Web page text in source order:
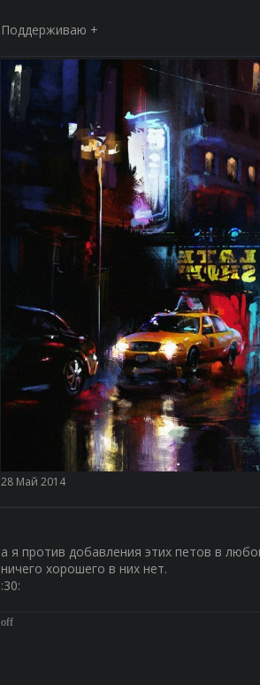
Поддерживаю +
28 Май 2014
а я против добавления этих петов в
ничего хорошего в них нет.
:30:
off